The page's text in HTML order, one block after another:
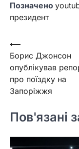
Позначено
президент
Навігація
записів
⟵
Борис Джонсон
опублікував
про поїздку на
Запоріжжя
Пов'язані